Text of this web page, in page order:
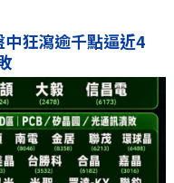
狂瀉逾千點逼近4